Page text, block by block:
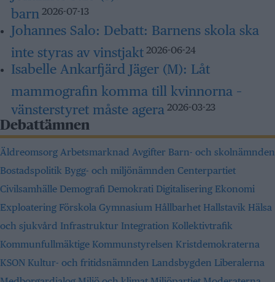
barn 2026-07-13
Johannes Salo: Debatt: Barnens skola ska
inte styras av vinstjakt 2026-06-24
Isabelle Ankarfjärd Jäger (M): Låt
mammografin komma till kvinnorna –
vänsterstyret måste agera 2026-03-23
Debattämnen
Äldreomsorg Arbetsmarknad Avgifter Barn- och skolnämnden
Bostadspolitik Bygg- och miljönämnden Centerpartiet
Civilsamhälle Demografi Demokrati Digitalisering Ekonomi
Exploatering Förskola Gymnasium Hållbarhet Hallstavik Hälsa
och sjukvård Infrastruktur Integration Kollektivtrafik
Kommunfullmäktige Kommunstyrelsen Kristdemokraterna
KSON Kultur- och fritidsnämnden Landsbygden Liberalerna